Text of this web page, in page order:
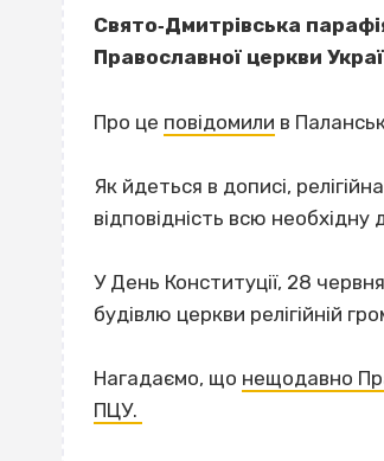
Свято‐Дмитрівська
Православної церкви
Про це повідомили в
Як йдеться в дописі,
відповідність всю необхідну
У День Конституції, 28
будівлю церкви релігійній
Нагадаємо, що нещодавно
ПЦУ.